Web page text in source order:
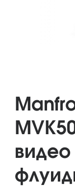
видео